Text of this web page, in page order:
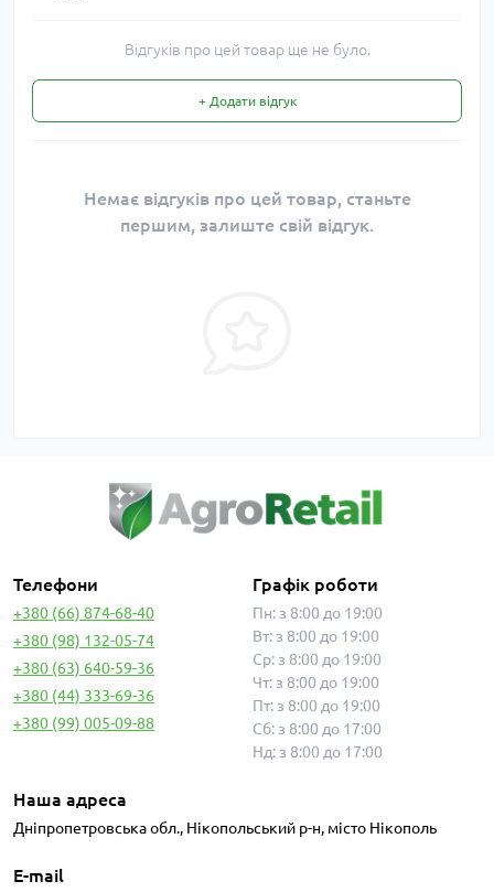
Відгуків про цей товар ще не було.
+ Додати відгук
Немає відгуків про цей товар, станьте
першим, залиште свій відгук.
Телефони
+380 (66) 874-68-40
+380 (98) 132-05-74
+380 (63) 640-59-36
+380 (44) 333-69-36
+380 (99) 005-09-88
Графік роботи
Пн: з 8:00 до 19:00
Вт: з 8:00 до 19:00
Ср: з 8:00 до 19:00
Чт: з 8:00 до 19:00
Пт: з 8:00 до 19:00
Сб: з 8:00 до 17:00
Нд: з 8:00 до 17:00
Наша адреса
Дніпропетровська обл., Нікопольський р-н, місто Нікополь
E-mail